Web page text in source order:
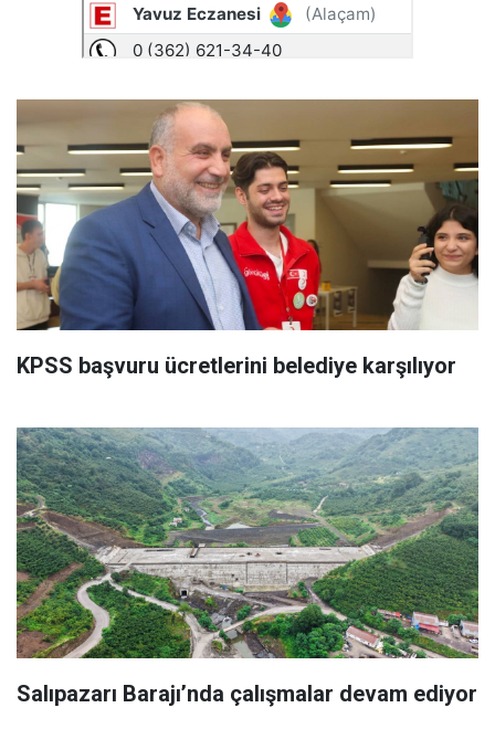
KPSS başvuru ücretlerini belediye karşılıyor
Salıpazarı Barajı’nda çalışmalar devam ediyor